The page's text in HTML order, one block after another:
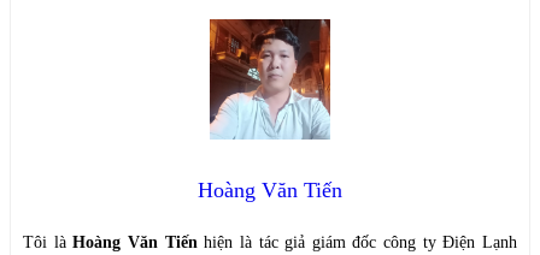
Hoàng Văn Tiến
Tôi làHoàng Văn Tiếnhiện là tác giả giám đốc công ty Điện Lạnh